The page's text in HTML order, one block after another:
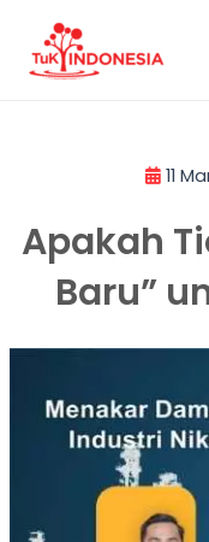
konten
11
Apakah
Baru”